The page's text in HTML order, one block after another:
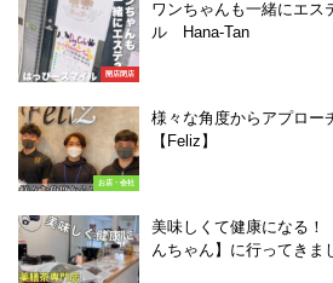
開店閉店
ワンちゃんも一緒にエ
ル Hana-Tan
お店・会社
様々な角度からアプロ
【Feliz】
美味しくて健康になる
んちゃん】に行ってきま